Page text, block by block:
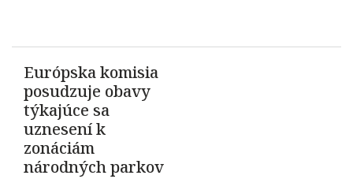
Európska komisia
posudzuje obavy
týkajúce sa
uznesení k
zonáciám
národných parkov